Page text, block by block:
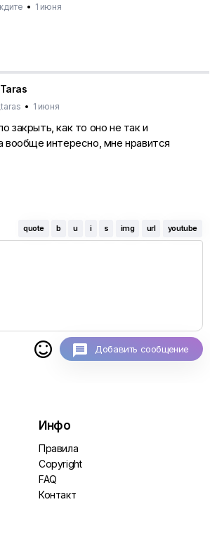
• 1 июня
• 1 июня
закрыть, как то оно не так и
вообще интересно, мне нравится
quote b u i s img url youtube
 Добавить сообщение
Инфо
Правила
Copyright
FAQ
Контакт